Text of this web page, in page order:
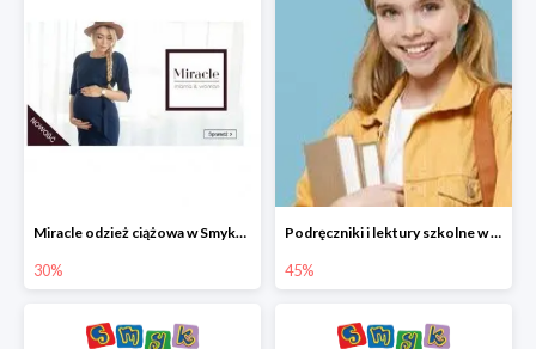
Miracle odzież ciążowa w Smyku co -30%
30%
Podręczniki i lektury szkolne w Smyku do -45%
45%